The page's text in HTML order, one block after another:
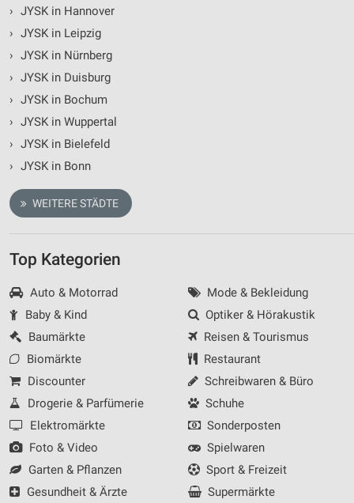
› JYSK in Hannover
› JYSK in Leipzig
› JYSK in Nürnberg
› JYSK in Duisburg
› JYSK in Bochum
› JYSK in Wuppertal
› JYSK in Bielefeld
› JYSK in Bonn
WEITERE STÄDTE
Top Kategorien
Auto & Motorrad
Baby & Kind
Baumärkte
Biomärkte
Discounter
Drogerie & Parfümerie
Elektromärkte
Foto & Video
Garten & Pflanzen
Gesundheit & Ärzte
Mode & Bekleidung
Optiker & Hörakustik
Reisen & Tourismus
Restaurant
Schreibwaren & Büro
Schuhe
Sonderposten
Spielwaren
Sport & Freizeit
Supermärkte